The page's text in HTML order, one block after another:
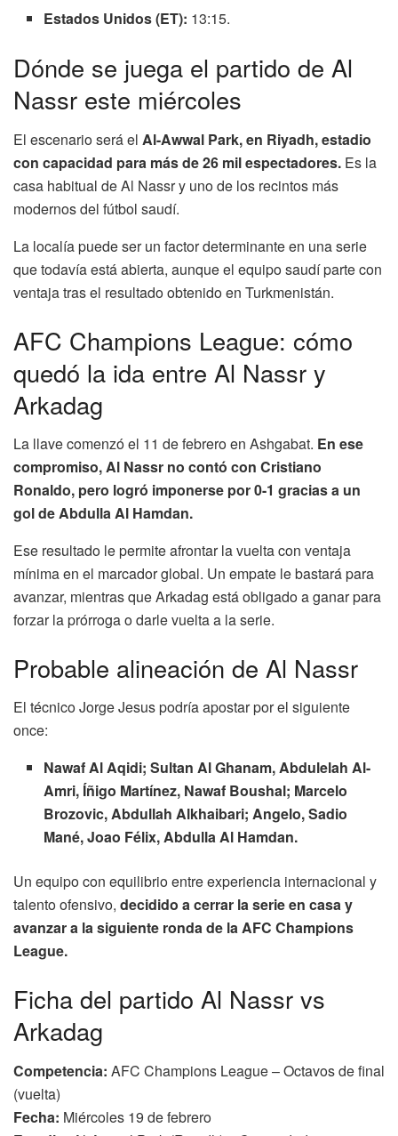
Estados Unidos (ET): 13:15.
Dónde se juega el partido de Al
Nassr este miércoles
El escenario será el Al-Awwal Park, en Riyadh, estadio
con capacidad para más de 26 mil espectadores. Es la
casa habitual de Al Nassr y uno de los recintos más
modernos del fútbol saudí.
La localía puede ser un factor determinante en una serie
que todavía está abierta, aunque el equipo saudí parte con
ventaja tras el resultado obtenido en Turkmenistán.
AFC Champions League: cómo
quedó la ida entre Al Nassr y
Arkadag
La llave comenzó el 11 de febrero en Ashgabat. En ese
compromiso, Al Nassr no contó con Cristiano
Ronaldo, pero logró imponerse por 0-1 gracias a un
gol de Abdulla Al Hamdan.
Ese resultado le permite afrontar la vuelta con ventaja
mínima en el marcador global. Un empate le bastará para
avanzar, mientras que Arkadag está obligado a ganar para
forzar la prórroga o darle vuelta a la serie.
Probable alineación de Al Nassr
El técnico Jorge Jesus podría apostar por el siguiente
once:
Nawaf Al Aqidi; Sultan Al Ghanam, Abdulelah Al-
Amri, Íñigo Martínez, Nawaf Boushal; Marcelo
Brozovic, Abdullah Alkhaibari; Angelo, Sadio
Mané, Joao Félix, Abdulla Al Hamdan.
Un equipo con equilibrio entre experiencia internacional y
talento ofensivo, decidido a cerrar la serie en casa y
avanzar a la siguiente ronda de la AFC Champions
League.
Ficha del partido Al Nassr vs
Arkadag
Competencia: AFC Champions League – Octavos de final
(vuelta)
Fecha: Miércoles 19 de febrero